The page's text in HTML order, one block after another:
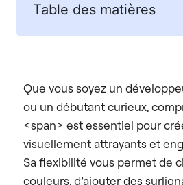
Table des matières
Que vous soyez un
ou un débutant curieux,
<span> est essentiel pour
visuellement attrayants et
Sa flexibilité vous permet de
couleurs, d’ajouter des